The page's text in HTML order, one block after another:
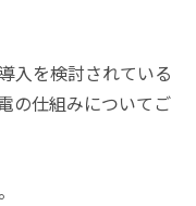
入を検討されている
の仕組みについてご